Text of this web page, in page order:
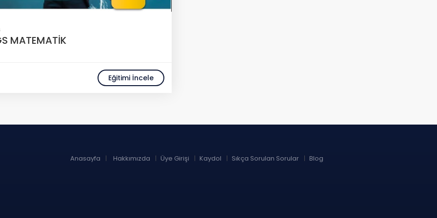
MATEMATİK
Eğitimi İncele
Anasayfa Hakkımızda Üye Girişi Kaydol Sıkça Sorulan Sorular Blog